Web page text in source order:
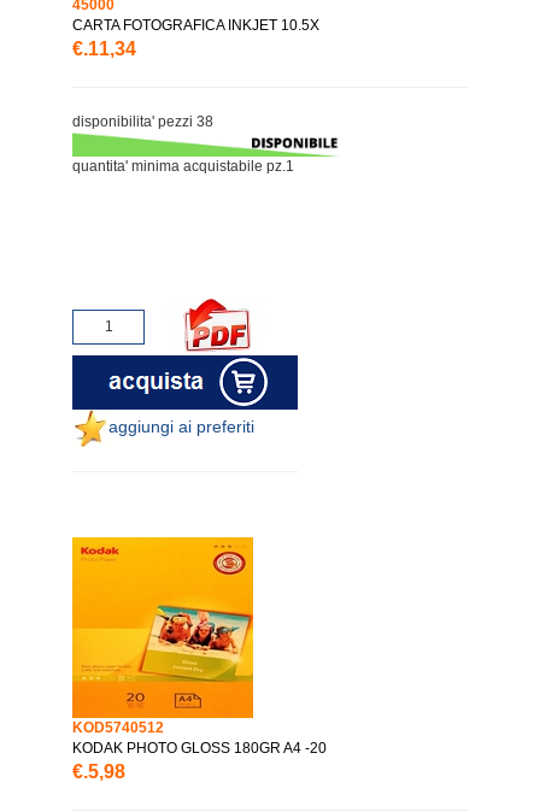
45000
CARTA FOTOGRAFICA INKJET 10.5X
€.11,34
disponibilita' pezzi 38
quantita' minima acquistabile pz.1
aggiungi ai preferiti
KOD5740512
KODAK PHOTO GLOSS 180GR A4 -20
€.5,98